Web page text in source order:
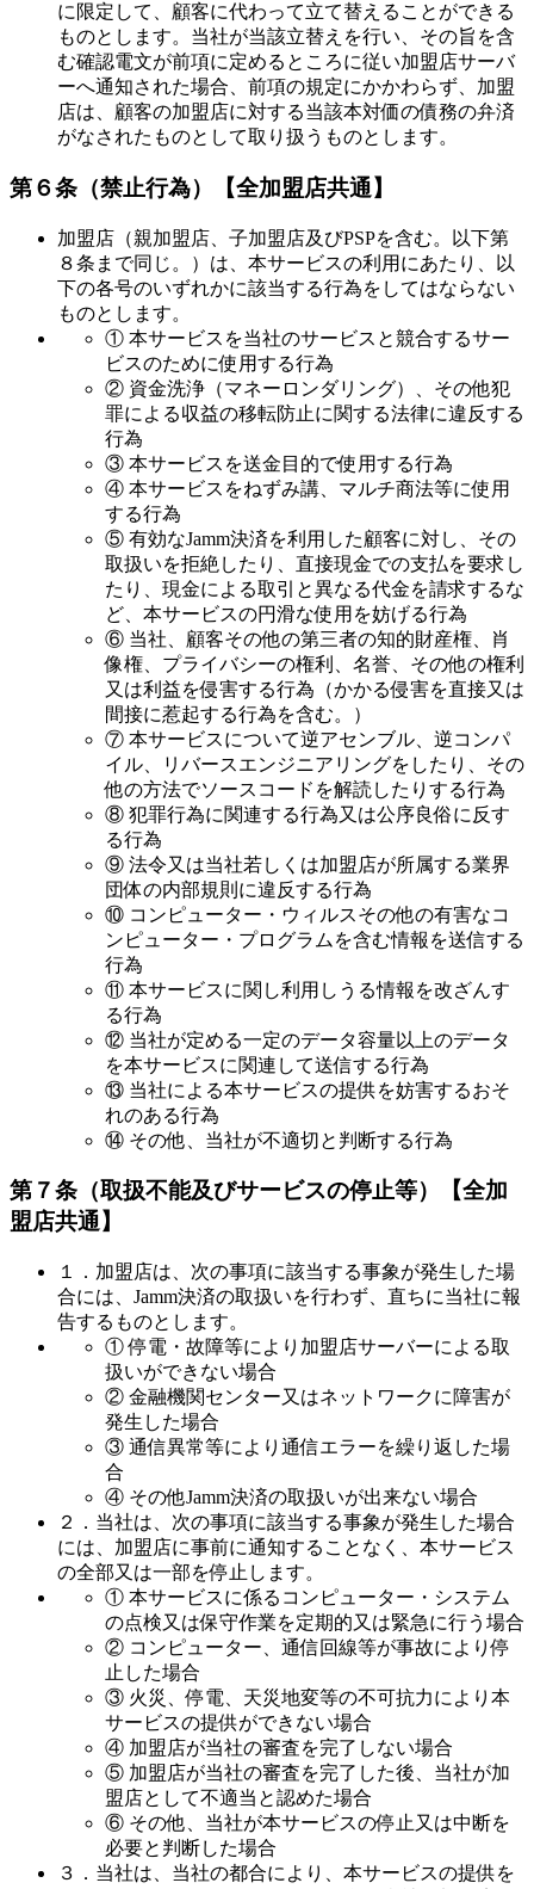
に限定して、顧客に代わって立て替えることができる
ものとします。当社が当該立替えを行い、その旨を含
む確認電文が前項に定めるところに従い加盟店サーバ
ーへ通知された場合、前項の規定にかかわらず、加盟
店は、顧客の加盟店に対する当該本対価の債務の弁済
がなされたものとして取り扱うものとします。
第６条（禁止行為） 【全加盟店共通】
加盟店（親加盟店、子加盟店及びPSPを含む。以下第
８条まで同じ。）は、本サービスの利用にあたり、以
下の各号のいずれかに該当する行為をしてはならない
ものとします。
① 本サービスを当社のサービスと競合するサー
ビスのために使用する行為
② 資金洗浄（マネーロンダリング）、その他犯
罪による収益の移転防止に関する法律に違反する
行為
③ 本サービスを送金目的で使用する行為
④ 本サービスをねずみ講、マルチ商法等に使用
する行為
⑤ 有効なJamm決済を利用した顧客に対し、その
取扱いを拒絶したり、直接現金での支払を要求し
たり、現金による取引と異なる代金を請求するな
ど、本サービスの円滑な使用を妨げる行為
⑥ 当社、顧客その他の第三者の知的財産権、肖
像権、プライバシーの権利、名誉、その他の権利
又は利益を侵害する行為（かかる侵害を直接又は
間接に惹起する行為を含む。）
⑦ 本サービスについて逆アセンブル、逆コンパ
イル、リバースエンジニアリングをしたり、その
他の方法でソースコードを解読したりする行為
⑧ 犯罪行為に関連する行為又は公序良俗に反す
る行為
⑨ 法令又は当社若しくは加盟店が所属する業界
団体の内部規則に違反する行為
⑩ コンピューター・ウィルスその他の有害なコ
ンピューター・プログラムを含む情報を送信する
行為
⑪ 本サービスに関し利用しうる情報を改ざんす
る行為
⑫ 当社が定める一定のデータ容量以上のデータ
を本サービスに関連して送信する行為
⑬ 当社による本サービスの提供を妨害するおそ
れのある行為
⑭ その他、当社が不適切と判断する行為
第７条（取扱不能及びサービスの停止等）
【全加
盟店共通】
１．加盟店は、次の事項に該当する事象が発生した場
合には、Jamm決済の取扱いを行わず、直ちに当社に報
告するものとします。
① 停電・故障等により加盟店サーバーによる取
扱いができない場合
② 金融機関センター又はネットワークに障害が
発生した場合
③ 通信異常等により通信エラーを繰り返した場
合
④ その他Jamm決済の取扱いが出来ない場合
２．当社は、次の事項に該当する事象が発生した場合
には、加盟店に事前に通知することなく、本サービス
の全部又は一部を停止します。
① 本サービスに係るコンピューター・システム
の点検又は保守作業を定期的又は緊急に行う場合
② コンピューター、通信回線等が事故により停
止した場合
③ 火災、停電、天災地変等の不可抗力により本
サービスの提供ができない場合
④ 加盟店が当社の審査を完了しない場合
⑤ 加盟店が当社の審査を完了した後、当社が加
盟店として不適当と認めた場合
⑥ その他、当社が本サービスの停止又は中断を
必要と判断した場合
３．当社は、当社の都合により、本サービスの提供を